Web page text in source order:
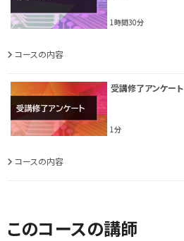
1時間30分
コースの内容
受講修了アンケート
1分
コースの内容
このコースの講師